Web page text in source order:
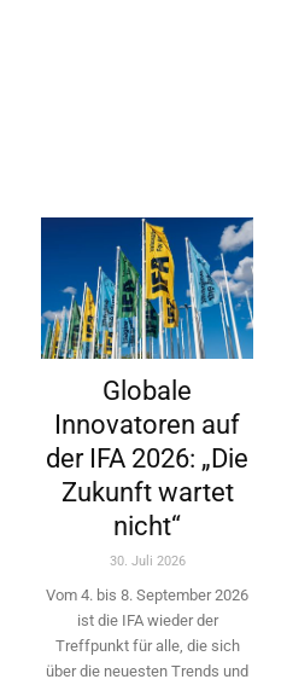
Globale
Innovatoren auf
der IFA 2026: „Die
Zukunft wartet
nicht“
30. Juli 2026
Vom 4. bis 8. September 2026
ist die IFA wieder der
Treffpunkt für alle, die sich
über die neuesten Trends und